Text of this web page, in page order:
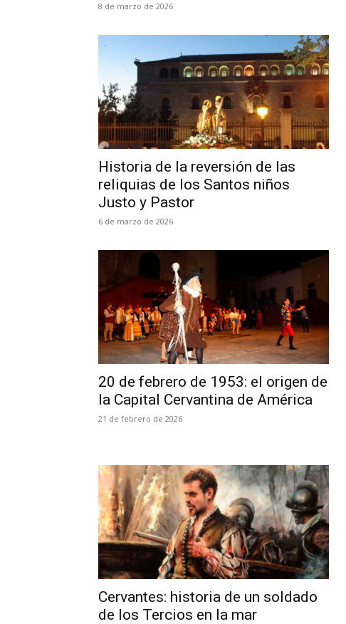
8 de marzo de 2026
Historia de la reversión de las
reliquias de los Santos niños
Justo y Pastor
6 de marzo de 2026
20 de febrero de 1953: el origen de
la Capital Cervantina de América
21 de febrero de 2026
Cervantes: historia de un soldado
de los Tercios en la mar